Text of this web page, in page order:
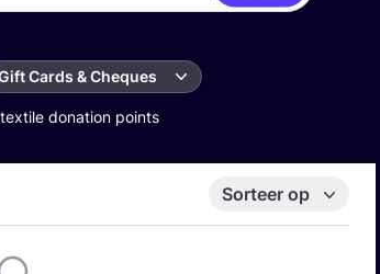
Cards & Cheques
donation points
Sorteer op